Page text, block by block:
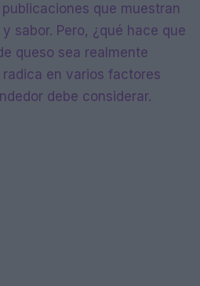
que muestran
sabor. Pero, ¿qué hace que
queso sea realmente
en varios factores
debe considerar.